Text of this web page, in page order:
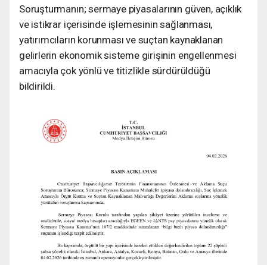
Soruşturmanın; sermaye piyasalarının güven, açıklık
ve istikrar içerisinde işlemesinin sağlanması,
yatırımcıların korunması ve suçtan kaynaklanan
gelirlerin ekonomik sisteme girişinin engellenmesi
amacıyla çok yönlü ve titizlikle sürdürüldüğü
bildirildi.